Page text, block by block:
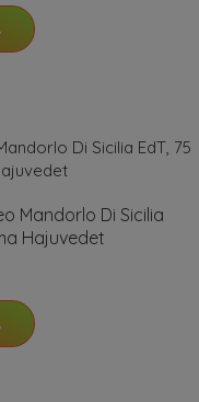
Mandorlo Di Sicilia
Hajuvedet